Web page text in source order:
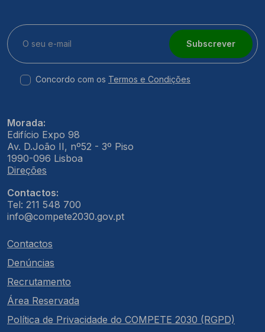
Subscrever
Concordo com os Termos e Condições
Morada:
Edifício Expo 98
Av. D.João II, nº52 - 3º Piso
1990-096 Lisboa
Direções
Contactos:
Tel: 211 548 700
info@compete2030.gov.pt
Contactos
Denúncias
Recrutamento
Área Reservada
Política de Privacidade do COMPETE 2030 (RGPD)